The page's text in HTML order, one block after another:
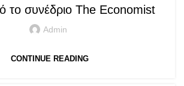
το συνέδριο The Economist
Admin
CONTINUE READING